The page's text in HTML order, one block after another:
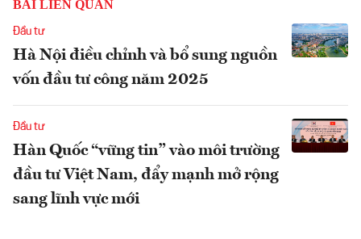
BÀI LIÊN QUAN
Đầu tư
Hà Nội điều chỉnh và bổ sung nguồn
vốn đầu tư công năm 2025
Đầu tư
Hàn Quốc “vững tin” vào môi trường
đầu tư Việt Nam, đẩy mạnh mở rộng
sang lĩnh vực mới